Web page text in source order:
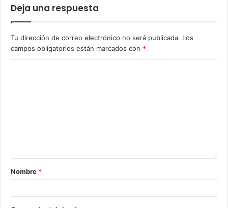
Deja una respuesta
Tu dirección de correo electrónico no será publicada. Los
campos obligatorios están marcados con *
Nombre *